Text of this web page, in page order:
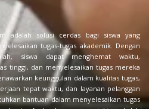
adalah solusi cerdas bagi siswa yang
tugas-tugas akademik. Dengan
siswa dapat menghemat waktu,
tinggi, dan menyelesaikan tugas mereka
keunggulan dalam kualitas tugas,
tepat waktu, dan layanan pelanggan
bantuan dalam menyelesaikan tugas